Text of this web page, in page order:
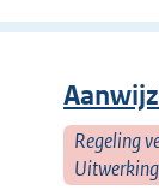
Regeling